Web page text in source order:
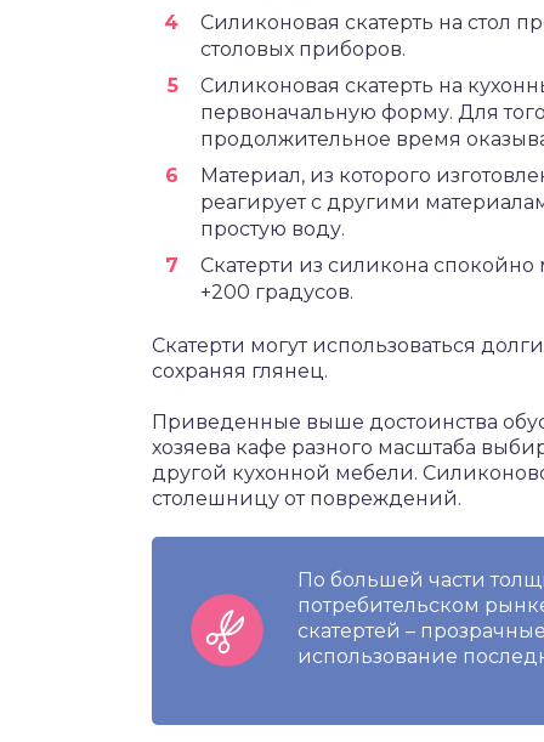
Силиконовая скатерть на стол
столовых приборов.
Силиконовая скатерть на
первоначальную форму. Для
продолжительное время
Материал, из которого
реагирует с другими
простую воду.
Скатерти из силикона спокойно
+200 градусов.
Скатерти могут использоваться
сохраняя глянец.
Приведенные выше достоинства
хозяева кафе разного масштаба
другой кухонной мебели.
столешницу от повреждений.
По большей части
потребительском
скатертей –
использование